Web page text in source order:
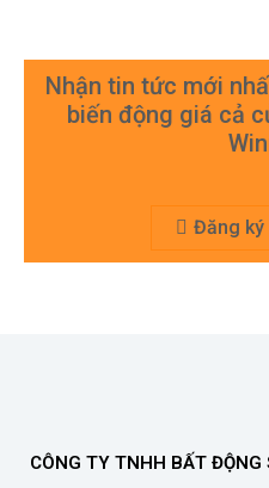
Nhận tin tức mới
biến động giá cả
Đăng ký
CÔNG TY TNHH BẤT ĐỘNG